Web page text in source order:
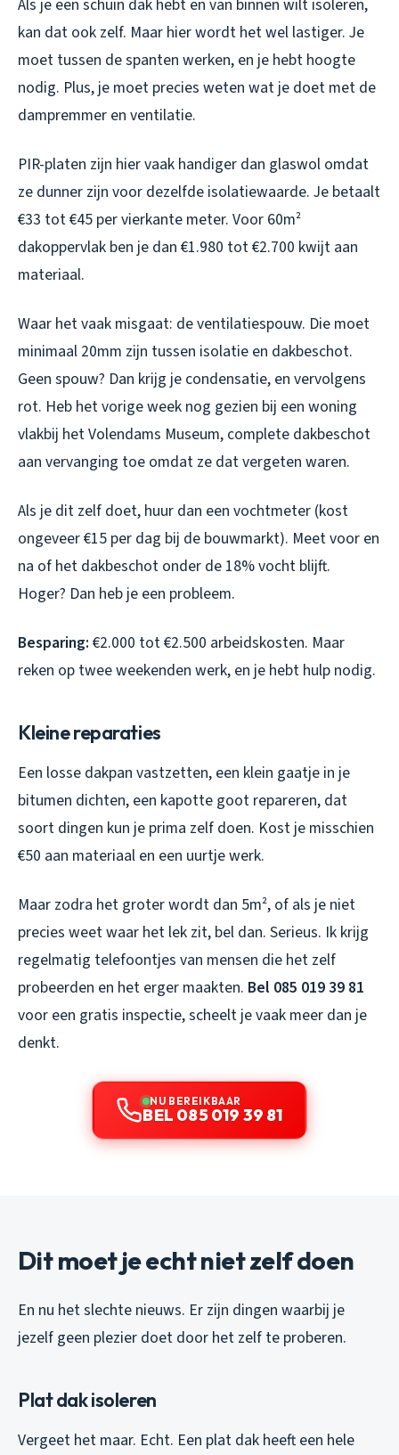
Als je een schuin dak hebt en van binnen wilt isoleren,
kan dat ook zelf. Maar hier wordt het wel lastiger. Je
moet tussen de spanten werken, en je hebt hoogte
nodig. Plus, je moet precies weten wat je doet met de
dampremmer en ventilatie.
PIR-platen zijn hier vaak handiger dan glaswol omdat
ze dunner zijn voor dezelfde isolatiewaarde. Je betaalt
€33 tot €45 per vierkante meter. Voor 60m²
dakoppervlak ben je dan €1.980 tot €2.700 kwijt aan
materiaal.
Waar het vaak misgaat: de ventilatiespouw. Die moet
minimaal 20mm zijn tussen isolatie en dakbeschot.
Geen spouw? Dan krijg je condensatie, en vervolgens
rot. Heb het vorige week nog gezien bij een woning
vlakbij het Volendams Museum, complete dakbeschot
aan vervanging toe omdat ze dat vergeten waren.
Als je dit zelf doet, huur dan een vochtmeter (kost
ongeveer €15 per dag bij de bouwmarkt). Meet voor en
na of het dakbeschot onder de 18% vocht blijft.
Hoger? Dan heb je een probleem.
Besparing: €2.000 tot €2.500 arbeidskosten. Maar
reken op twee weekenden werk, en je hebt hulp nodig.
Kleine reparaties
Een losse dakpan vastzetten, een klein gaatje in je
bitumen dichten, een kapotte goot repareren, dat
soort dingen kun je prima zelf doen. Kost je misschien
€50 aan materiaal en een uurtje werk.
Maar zodra het groter wordt dan 5m², of als je niet
precies weet waar het lek zit, bel dan. Serieus. Ik krijg
regelmatig telefoontjes van mensen die het zelf
probeerden en het erger maakten. Bel 085 019 39 81
voor een gratis inspectie, scheelt je vaak meer dan je
denkt.
NU BEREIKBAAR
BEL 085 019 39 81
Dit moet je echt niet zelf doen
En nu het slechte nieuws. Er zijn dingen waarbij je
jezelf geen plezier doet door het zelf te proberen.
Plat dak isoleren
Vergeet het maar. Echt. Een plat dak heeft een hele